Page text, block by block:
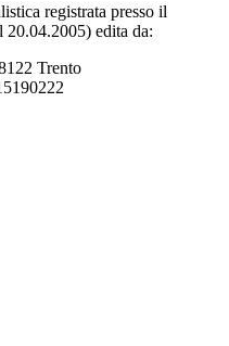
registrata presso il
edita da:
Trento